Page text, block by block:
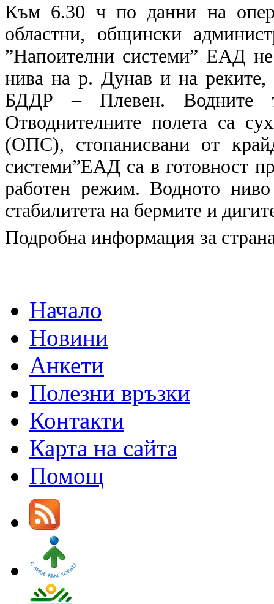
Към 6.30 ч по данни на
областни, общински
”Напоителни системи” ЕАД
нива на р. Дунав и на реките,
БДДР – Плевен. Водните
Отводнителните полета са
(ОПС), стопанисвани от
системи”ЕАД са в готовност
работен режим. Водното
стабилитета на бермите и
Подробна информация за
Начало
Новини
Анкети
Полезни връзки
Контакти
Карта на сайта
Помощ